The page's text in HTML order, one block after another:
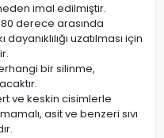
imal edilmiştir.
derece arasında
dayanıklılığı uzatılması için
bir silinme,
ve keskin cisimlerle
asit ve benzeri sıvı